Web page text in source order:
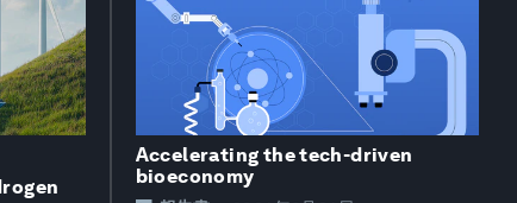
Accelerating the tech-driven
bioeconomy